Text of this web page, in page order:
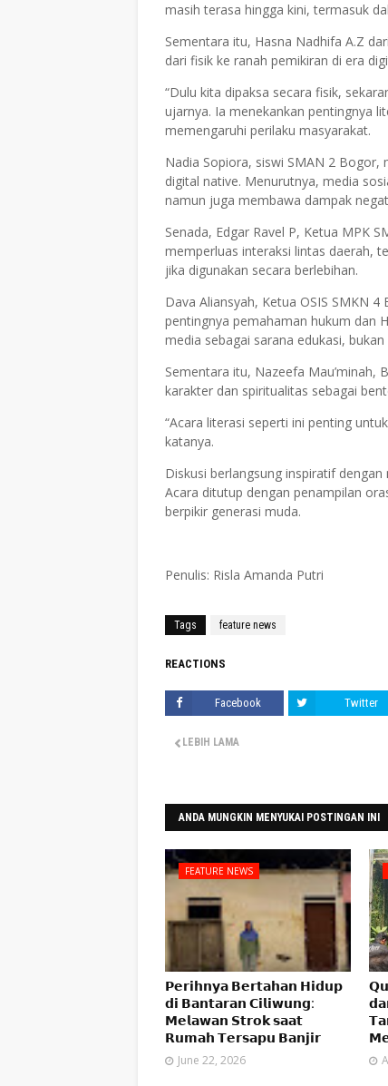
masih terasa hingga kini, termasuk
Sementara itu, Hasna Nadhifa A.Z
dari fisik ke ranah pemikiran di era
“Dulu kita dipaksa secara fisik,
ujarnya. Ia menekankan pentingnya
memengaruhi perilaku masyarakat.
Nadia Sopiora, siswi SMAN 2 Bogor,
digital native. Menurutnya, media
namun juga membawa dampak
Senada, Edgar Ravel P, Ketua MPK
memperluas interaksi lintas daerah,
jika digunakan secara berlebihan.
Dava Aliansyah, Ketua OSIS SMKN
pentingnya pemahaman hukum dan
media sebagai sarana edukasi,
Sementara itu, Nazeefa Mau’minah,
karakter dan spiritualitas sebagai
“Acara literasi seperti ini penting
katanya.
Diskusi berlangsung inspiratif
Acara ditutup dengan penampilan
berpikir generasi muda.
Penulis: Risla Amanda Putri
Tags feature news
REACTIONS
Facebook Twitter
LEBIH LAMA
ANDA MUNGKIN MENYUKAI POSTINGAN INI
FEATURE NEWS
𝗣𝗲𝗿𝗶𝗵𝗻𝘆𝗮 𝗕𝗲𝗿𝘁𝗮𝗵𝗮𝗻 𝗛𝗶𝗱𝘂𝗽
𝗱𝗶 𝗕𝗮𝗻𝘁𝗮𝗿𝗮𝗻 𝗖𝗶𝗹𝗶𝘄𝘂𝗻𝗴:
𝗠𝗲𝗹𝗮𝘄𝗮𝗻 𝗦𝘁𝗿𝗼𝗸 𝘀𝗮𝗮𝘁
𝗥𝘂𝗺𝗮𝗵 𝗧𝗲𝗿𝘀𝗮𝗽𝘂 𝗕𝗮𝗻𝗷𝗶𝗿
June 22, 2026